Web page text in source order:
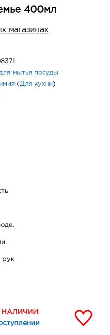
400мл
магазинах
мытья посуды
( Для кухни )
рук
НАЛИЧИИ